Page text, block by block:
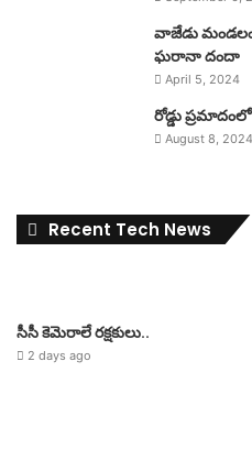
వాజేడు
ఘరానా దందా
April 5, 2024
రోడ్డు
August 8, 2024
Recent Tech News
సీసీ కెమెరాలే రక్షకులు..
2 days ago